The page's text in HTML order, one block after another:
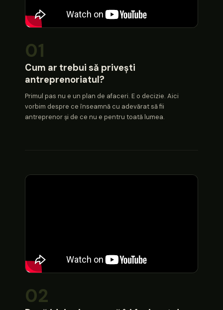
01
Cum ar trebui să privești
antreprenoriatul?
Primul pas nu e un plan de afaceri. E o decizie. Aici
vorbim despre ce înseamnă cu adevărat să fii
antreprenor și de ce nu e pentru toată lumea.
02